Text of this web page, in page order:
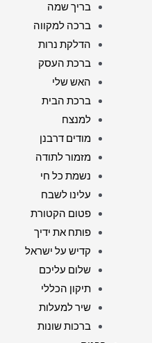
בריך שמה
ברכה למקווה
הדלקת נרות
ברכת העסק
האש שלי
ברכת הבית
למנצח
מודים דרבנן
מזמור לתודה
נשמת כל חי
עלינו לשבח
פטום הקטורת
פותח את ידיך
קדיש על ישראל
שלום עליכם
תיקון הכללי
שיר למעלות
ברכות שונות